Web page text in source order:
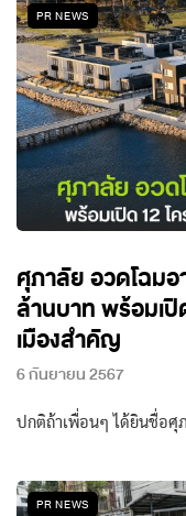
PR NEWS
ศุภาลัย อวดโฉม
ล้านบาท พร้อมเปิ
เมืองสำคัญ
6 กันยายน 2567
ปกติถ้าเพื่อนๆ ได้ยินชื่อศุ
PR NEWS